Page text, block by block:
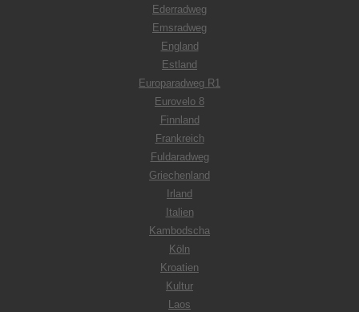
Ederradweg
Emsradweg
England
Estland
Europaradweg R1
Eurovelo 8
Finnland
Frankreich
Fuldaradweg
Griechenland
Irland
Italien
Kambodscha
Köln
Kroatien
Kultur
Laos